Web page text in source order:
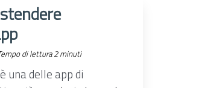
di lettura 2 minuti
una delle app di